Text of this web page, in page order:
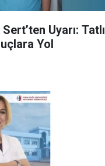
Uyarı: Tatlı
Yol